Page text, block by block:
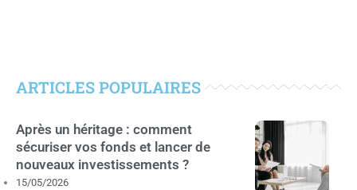
ARTICLES POPULAIRES
Après un héritage : comment
sécuriser vos fonds et lancer de
nouveaux investissements ?
15/05/2026